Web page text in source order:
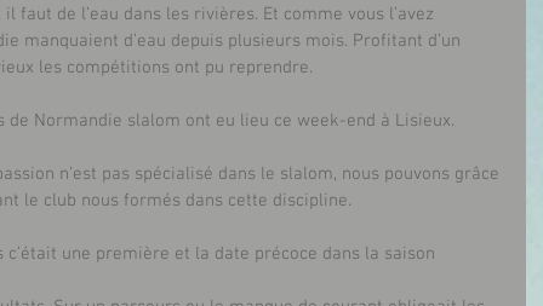
faut de l’eau dans les rivières. Et comme vous l’avez
manquaient d’eau depuis plusieurs mois. Profitant d’un
les compétitions ont pu reprendre.
Normandie slalom ont eu lieu ce week-end à Lisieux.
le club nous formés dans cette discipline.
c’était une première et la date précoce dans la saison